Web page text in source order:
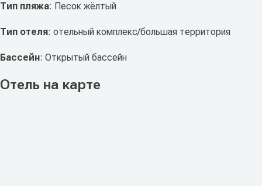
Тип пляжа: Песок жёлтый
Тип отеля: отельный комплекс/большая территория
Бассейн: Открытый бассейн
Отель на карте